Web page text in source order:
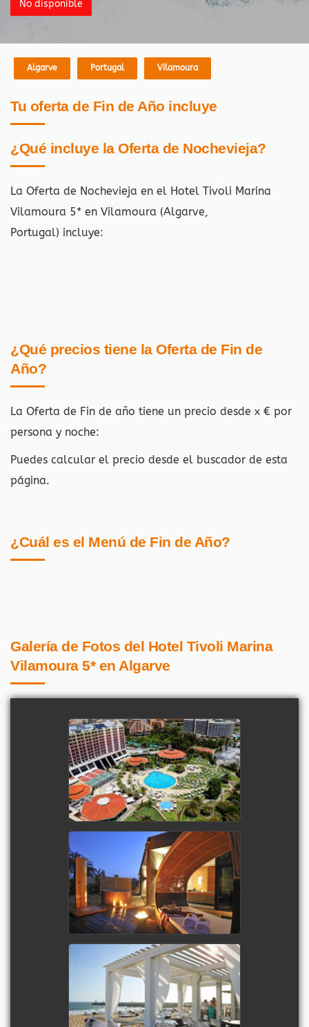
No disponible
Algarve Portugal Vilamoura
Tu oferta de Fin de Año incluye
¿Qué incluye la Oferta de Nochevieja?
La Oferta de Nochevieja en el Hotel Tivoli Marina
Vilamoura 5* en Vilamoura (Algarve,
Portugal) incluye:
¿Qué precios tiene la Oferta de Fin de
Año?
La Oferta de Fin de año tiene un precio desde x € por
persona y noche:
Puedes calcular el precio desde el buscador de esta
página.
¿Cuál es el Menú de Fin de Año?
Galería de Fotos del Hotel Tivoli Marina
Vilamoura 5* en Algarve